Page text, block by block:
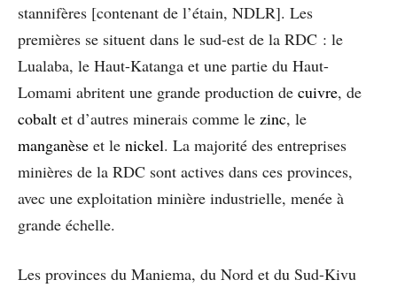
stannifères [contenant de l’étain, NDLR]. Les
premières se situent dans le sud-est de la RDC : le
Lualaba, le Haut-Katanga et une partie du Haut-
Lomami abritent une grande production de cuivre, de
cobalt et d’autres minerais comme le zinc, le
manganèse et le nickel. La majorité des entreprises
minières de la RDC sont actives dans ces provinces,
avec une exploitation minière industrielle, menée à
grande échelle.
Les provinces du Maniema, du Nord et du Sud-Kivu